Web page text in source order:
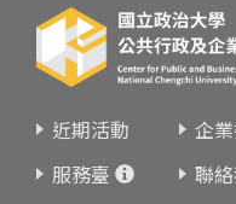
近期活動 企
服務臺
聯